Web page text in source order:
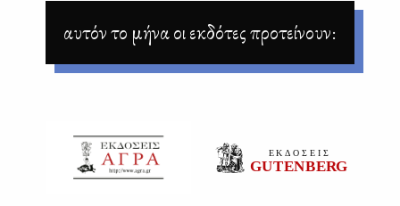
αυτόν το μήνα οι εκδότες προτείνουν: